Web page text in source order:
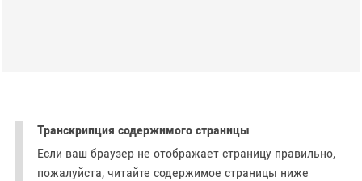
Транскрипция содержимого страницы
Если ваш браузер не отображает страницу правильно,
пожалуйста, читайте содержимое страницы ниже